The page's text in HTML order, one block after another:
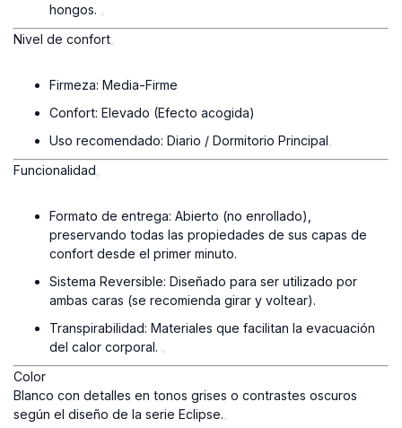
hongos.
Nivel de confort
Firmeza: Media-Firme
Confort: Elevado (Efecto acogida)
Uso recomendado: Diario / Dormitorio Principal
Funcionalidad
Formato de entrega: Abierto (no enrollado),
preservando todas las propiedades de sus capas de
confort desde el primer minuto.
Sistema Reversible: Diseñado para ser utilizado por
ambas caras (se recomienda girar y voltear).
Transpirabilidad: Materiales que facilitan la evacuación
del calor corporal.
Color
Blanco con detalles en tonos grises o contrastes oscuros
según el diseño de la serie Eclipse.